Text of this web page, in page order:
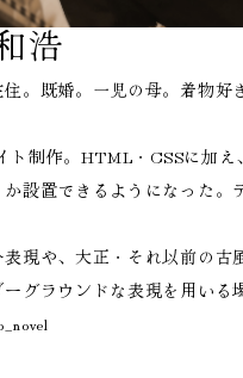
浩
。既婚。一児の母。着物好
ト制作。HTML・CSSに加え
か設置できるようになった。
現や、大正・それ以前の古
グラウンドな表現を用いる